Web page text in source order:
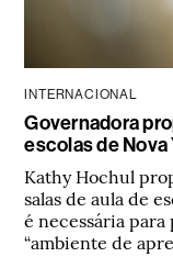
INTERNACIONAL
Governadora
escolas de Nova
Kathy Hochul
salas de aula de
é necessária
“ambiente de